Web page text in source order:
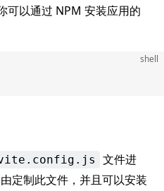
可以通过 NPM 安装应用的
shell
文件进
定制此文件，并且可以安装